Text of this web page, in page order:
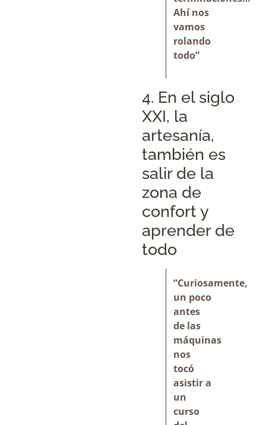
Ahí nos
vamos
rolando
todo”
4. En el siglo
XXI, la
artesanía,
también es
salir de la
zona de
confort y
aprender de
todo
“Curiosamente,
un poco
antes
de las
máquinas
nos
tocó
asistir a
un
curso